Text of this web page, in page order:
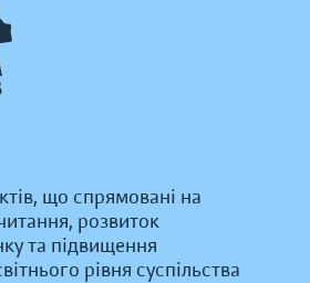
що спрямовані на
розвиток
та підвищення
рівня суспільства